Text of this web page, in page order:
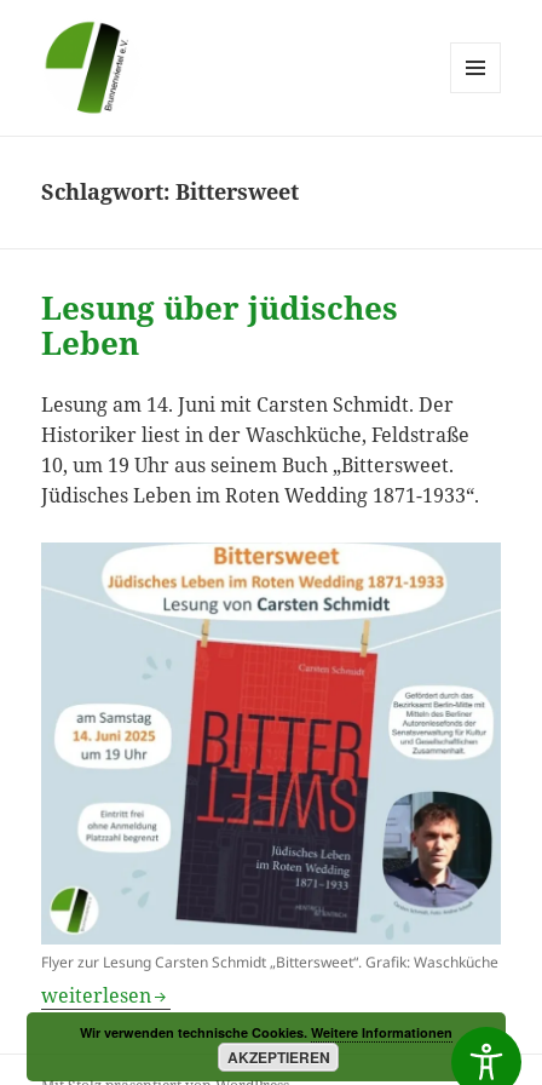
Schlagwort:Bittersweet
Lesung über jüdisches
Leben
Lesung am 14. Juni mit Carsten Schmidt. Der
Historiker liest in der Waschküche, Feldstraße
10, um 19 Uhr aus seinem Buch „Bittersweet.
Jüdisches Leben im Roten Wedding 1871-1933“.
Flyer zur Lesung Carsten Schmidt „Bittersweet“. Grafik: Waschküche
Lesung über jüdisches Leben
weiterlesen
Wir verwenden technische Cookies.Weitere Informationen
AKZEPTIEREN